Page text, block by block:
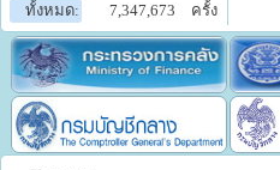
ทั้งหมด:
7,347,673 ครั้ง